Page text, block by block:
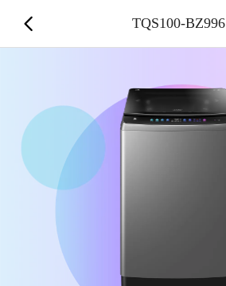
TQS100-BZ996